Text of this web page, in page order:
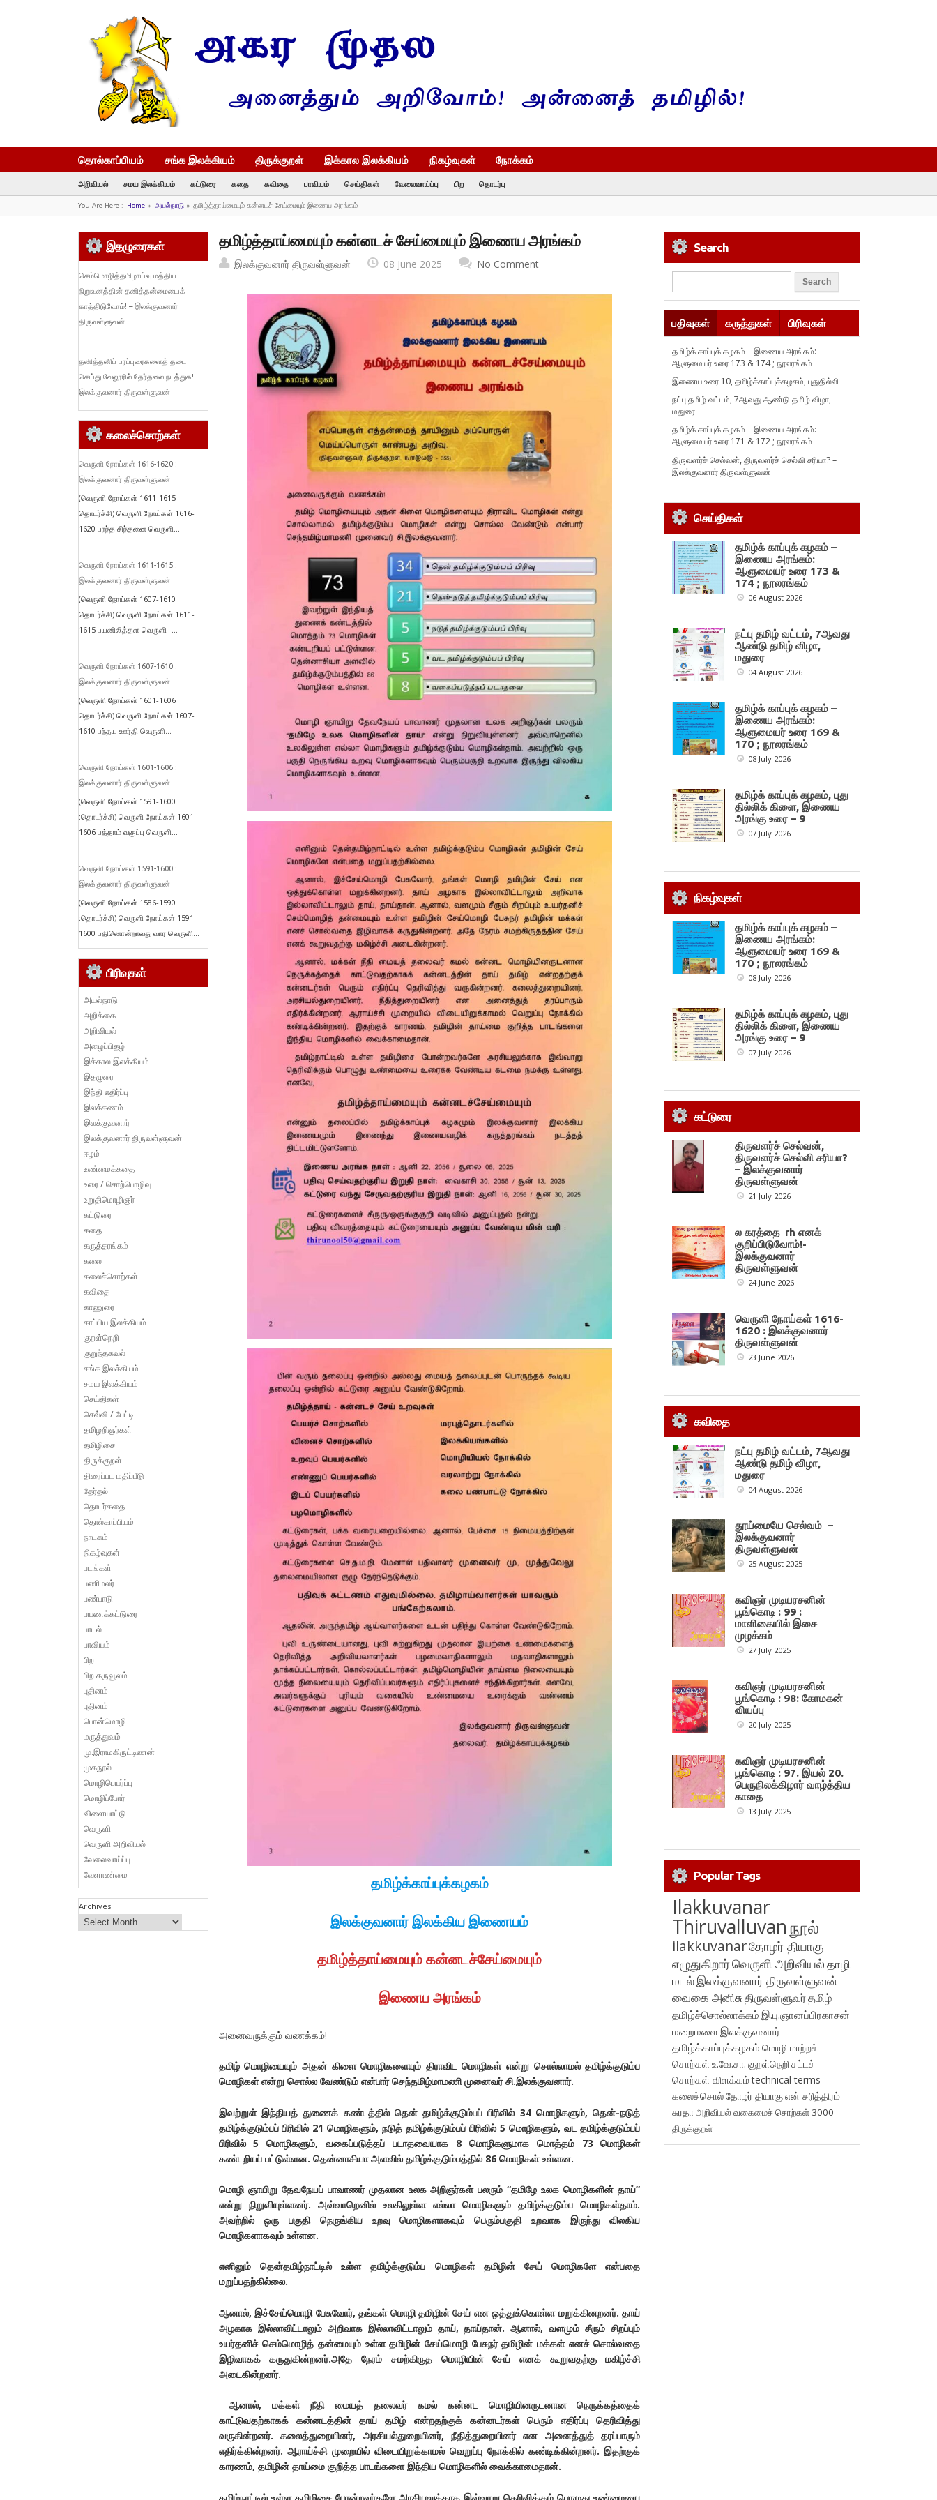
தொல்காப்பியம் சங்க இலக்கியம் திருக்குறள் இக்கால இலக்கியம் நிகழ்வுகள் நோக்கம்
அறிவியல் சமய இலக்கியம் கட்டுரை கதை கவிதை பாவியம் செய்திகள் வேலைவாய்ப்பு பிற தொடர்பு
You Are Here : Home» அயல்நாடு» தமிழ்த்தாய்மையும் கன்னடச் சேய்மையும் இணைய அரங்கம்
தமிழ்த்தாய்மையும் கன்னடச் சேய்மையும் இணைய அரங்கம்
இலக்குவனார் திருவள்ளுவன் 08 June 2025 No Comment
தமிழ்க்காப்புக்கழகம்
இலக்குவனார் இலக்கிய இணையம்
தமிழ்த்தாய்மையும் கன்னடச்சேய்மையும்
இணைய அரங்கம்
அனைவருக்கும் வணக்கம்!
தமிழ் மொழியையும் அதன் கிளை மொழிகளையும் திராவிட மொழிகள் என்று சொல்லாமல் தமிழ்க்குடும்ப
மொழிகள் என்று சொல்ல வேண்டும் என்பார் செந்தமிழ்மாமணி முனைவர் சி.இலக்குவனார்.
இவற்றுள் இந்தியத் துணைக் கண்டத்தில் தென் தமிழ்க்குடும்பப் பிரிவில் 34 மொழிகளும், தென்-நடுத்
தமிழ்க்குடும்பப் பிரிவில் 21 மொழிகளும், நடுத் தமிழ்க்குடும்பப் பிரிவில் 5 மொழிகளும், வட தமிழ்க்குடும்பப்
பிரிவில் 5 மொழிகளும், வகைப்படுத்தப் படாதவையாக 8 மொழிகளுமாக மொத்தம் 73 மொழிகள்
கண்டறியப் பட்டுள்ளன. தென்னாசியா அளவில் தமிழ்க்குடும்பத்தில் 86 மொழிகள் உள்ளன.
மொழி ஞாயிறு தேவநேயப் பாவாணர் முதலான உலக அறிஞர்கள் பலரும் “தமிழே உலக மொழிகளின் தாய்”
என்று நிறுவியுள்ளனர். அவ்வாறெனில் உலகிலுள்ள எல்லா மொழிகளும் தமிழ்க்குடும்ப மொழிகள்தாம்.
அவற்றில் ஒரு பகுதி நெருங்கிய உறவு மொழிகளாகவும் பெரும்பகுதி உறவாக இருந்து விலகிய
மொழிகளாகவும் உள்ளன.
எனினும் தென்தமிழ்நாட்டில் உள்ள தமிழ்க்குடும்ப மொழிகள் தமிழின் சேய் மொழிகளே என்பதை
மறுப்பதற்கில்லை.
ஆனால், இச்சேய்மொழி பேசுவோர், தங்கள் மொழி தமிழின் சேய் என ஒத்துக்கொள்ள மறுக்கினறனர். தாய்
அழகாக இல்லாவிட்டாலும் அறிவாக இல்லாவிட்டாலும் தாய், தாய்தான். ஆனால், வளமும் சீரும் சிறப்பும்
உயர்தனிச் செம்மொழித் தன்மையும் உள்ள தமிழின் சேய்மொழி பேசுநர் தமிழின் மக்கள் எனச் சொல்வதை
இழிவாகக் கருதுகின்றனர்.அதே நேரம் சமற்கிருத மொழியின் சேய் எனக் கூறுவதற்கு மகிழ்ச்சி
அடைகின்றனர்.
ஆனால், மக்கள் நீதி மையத் தலைவர் கமல் கன்னட மொழியினருடனான நெருக்கத்தைக்
காட்டுவதற்காகக் கன்னடத்தின் தாய் தமிழ் என்றதற்குக் கன்னடர்கள் பெரும் எதிர்ப்பு தெரிவித்து
வருகின்றனர். கலைத்துறையினர், அரசியல்துறையினர், நீதித்துறையினர் என அனைத்துத் தரப்பாரும்
எதிர்க்கின்றனர். ஆராய்ச்சி முறையில் விடையிறுக்காமல் வெறுப்பு நோக்கில் கண்டிக்கின்றனர். இதற்குக்
காரணம், தமிழின் தாய்மை குறித்த பாடங்களை இந்திய மொழிகளில் வைக்காமைதான்.
தமிழ்நாட்டில் உள்ள தமிழிசை போன்றவர்களே அரசியலுக்காக இவ்வாறு தெரிவிக்கும் பொழுது உண்மையை
இதழுரைகள்
செம்மொழித்தமிழாய்வு மத்திய
நிறுவனத்தின் தனித்தன்மையைக்
காத்திடுவோம்! – இலக்குவனார்
திருவள்ளுவன்
தனித்தனிப் பரப்புரைகளைத் தடை
செய்து வேலூரில் தேர்தலை நடத்துக! –
இலக்குவனார் திருவள்ளுவன்
கலைச்சொற்கள்
வெருளி நோய்கள் 1616-1620 :
இலக்குவனார் திருவள்ளுவன்
(வெருளி நோய்கள் 1611-1615
தொடர்ச்சி) வெருளி நோய்கள் 1616-
1620 பரந்த சிந்தனை வெருளி...
வெருளி நோய்கள் 1611-1615 :
இலக்குவனார் திருவள்ளுவன்
(வெருளி நோய்கள் 1607-1610
தொடர்ச்சி) வெருளி நோய்கள் 1611-
1615 பயனிலித்தள வெருளி -...
வெருளி நோய்கள் 1607-1610 :
இலக்குவனார் திருவள்ளுவன்
(வெருளி நோய்கள் 1601-1606
தொடர்ச்சி) வெருளி நோய்கள் 1607-
1610 பந்தய ஊர்தி வெருளி...
வெருளி நோய்கள் 1601-1606 :
இலக்குவனார் திருவள்ளுவன்
(வெருளி நோய்கள் 1591-1600
:தொடர்ச்சி) வெருளி நோய்கள் 1601-
1606 பத்தாம் வகுப்பு வெருளி...
வெருளி நோய்கள் 1591-1600 :
இலக்குவனார் திருவள்ளுவன்
(வெருளி நோய்கள் 1586-1590
:தொடர்ச்சி) வெருளி நோய்கள் 1591-
1600 பதினொன்றாவது வார வெருளி...
பிரிவுகள்
அயல்நாடு
அறிக்கை
அறிவியல்
அழைப்பிதழ்
இக்கால இலக்கியம்
இதழுரை
இந்தி எதிர்ப்பு
இலக்கணம்
இலக்குவனார்
இலக்குவனார் திருவள்ளுவன்
ஈழம்
உண்மைக்கதை
உரை / சொற்பொழிவு
உறுதிமொழிஞர்
கட்டுரை
கதை
கருத்தரங்கம்
கலை
கலைச்சொற்கள்
கவிதை
காணுரை
காப்பிய இலக்கியம்
குறள்நெறி
குறுந்தகவல்
சங்க இலக்கியம்
சமய இலக்கியம்
செய்திகள்
செவ்வி / பேட்டி
தமிழறிஞர்கள்
தமிழிசை
திருக்குறள்
திரைப்பட மதிப்பீடு
தேர்தல்
தொடர்கதை
தொல்காப்பியம்
நாடகம்
நிகழ்வுகள்
படங்கள்
பணிமலர்
பண்பாடு
பயணக்கட்டுரை
பாடல்
பாவியம்
பிற
பிற கருவூலம்
புதினம்
புதினம்
பொன்மொழி
மருத்துவம்
மு.இராமகிருட்டிணன்
முகநூல்
மொழிபெயர்ப்பு
மொழிப்போர்
விளையாட்டு
வெருளி
வெருளி அறிவியல்
வேலைவாய்ப்பு
வேளாண்மை
Archives
Search
பதிவுகள் கருத்துகள் பிரிவுகள்
தமிழ்க் காப்புக் கழகம் – இணைய அரங்கம்:
ஆளுமையர் உரை 173 & 174 ; நூலரங்கம்
இணைய உரை 10, தமிழ்க்காப்புக்கழகம், புதுதில்லி
நட்பு தமிழ் வட்டம், 7ஆவது ஆண்டு தமிழ் விழா,
மதுரை
தமிழ்க் காப்புக் கழகம் – இணைய அரங்கம்:
ஆளுமையர் உரை 171 & 172 ; நூலரங்கம்
திருவளர்ச் செல்வன், திருவளர்ச் செல்வி சரியா? –
இலக்குவனார் திருவள்ளுவன்
செய்திகள்
தமிழ்க் காப்புக் கழகம் –
இணைய அரங்கம்:
ஆளுமையர் உரை 173 &
174 ; நூலரங்கம்
06 August 2026
நட்பு தமிழ் வட்டம், 7ஆவது
ஆண்டு தமிழ் விழா,
மதுரை
04 August 2026
தமிழ்க் காப்புக் கழகம் –
இணைய அரங்கம்:
ஆளுமையர் உரை 169 &
170 ; நூலரங்கம்
08 July 2026
தமிழ்க் காப்புக் கழகம், புது
தில்லிக் கிளை, இணைய
அரங்கு உரை – 9
07 July 2026
நிகழ்வுகள்
தமிழ்க் காப்புக் கழகம் –
இணைய அரங்கம்:
ஆளுமையர் உரை 169 &
170 ; நூலரங்கம்
08 July 2026
தமிழ்க் காப்புக் கழகம், புது
தில்லிக் கிளை, இணைய
அரங்கு உரை – 9
07 July 2026
கட்டுரை
திருவளர்ச் செல்வன்,
திருவளர்ச் செல்வி சரியா?
– இலக்குவனார்
திருவள்ளுவன்
21 July 2026
ல கரத்தை rh எனக்
குறிப்பிடுவோம்!-
இலக்குவனார்
திருவள்ளுவன்
24 June 2026
வெருளி நோய்கள் 1616-
1620 : இலக்குவனார்
திருவள்ளுவன்
23 June 2026
கவிதை
நட்பு தமிழ் வட்டம், 7ஆவது
ஆண்டு தமிழ் விழா,
மதுரை
04 August 2026
தூய்மையே செல்வம் –
இலக்குவனார்
திருவள்ளுவன்
25 August 2025
கவிஞர் முடியரசனின்
பூங்கொடி : 99 :
மாளிகையில் இசை
முழக்கம்
27 July 2025
கவிஞர் முடியரசனின்
பூங்கொடி : 98: கோமகன்
வியப்பு
20 July 2025
கவிஞர் முடியரசனின்
பூங்கொடி : 97. இயல் 20.
பெருநிலக்கிழார் வாழ்த்திய
காதை
13 July 2025
Popular Tags
Ilakkuvanar
Thiruvalluvanநூல்
ilakkuvanarதோழர் தியாகு
எழுதுகிறார்வெருளி அறிவியல்தாழி
மடல்இலக்குவனார் திருவள்ளுவன்
வைகை அனிசுதிருவள்ளுவர்தமிழ்
தமிழ்ச்சொல்லாக்கம் இ.பு.ஞானப்பிரகாசன்
மறைமலை இலக்குவனார்
தமிழ்க்காப்புக்கழகம் மொழி மாற்றச்
சொற்கள்உ.வே.சா. குறள்நெறி சட்டச்
சொற்கள் விளக்கம்technical terms
கலைச்சொல்தோழர் தியாகுஎன் சரித்திரம்
சுரதாஅறிவியல் வகைமைச் சொற்கள் 3000
திருக்குறள்